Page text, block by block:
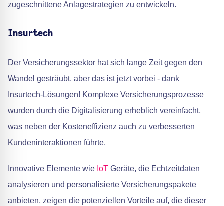
zugeschnittene Anlagestrategien zu entwickeln.
Insurtech
Der Versicherungssektor hat sich lange Zeit gegen den
Wandel gesträubt, aber das ist jetzt vorbei - dank
Insurtech-Lösungen! Komplexe Versicherungsprozesse
wurden durch die Digitalisierung erheblich vereinfacht,
was neben der Kosteneffizienz auch zu verbesserten
Kundeninteraktionen führte.
Innovative Elemente wie IoT Geräte, die Echtzeitdaten
analysieren und personalisierte Versicherungspakete
anbieten, zeigen die potenziellen Vorteile auf, die dieser